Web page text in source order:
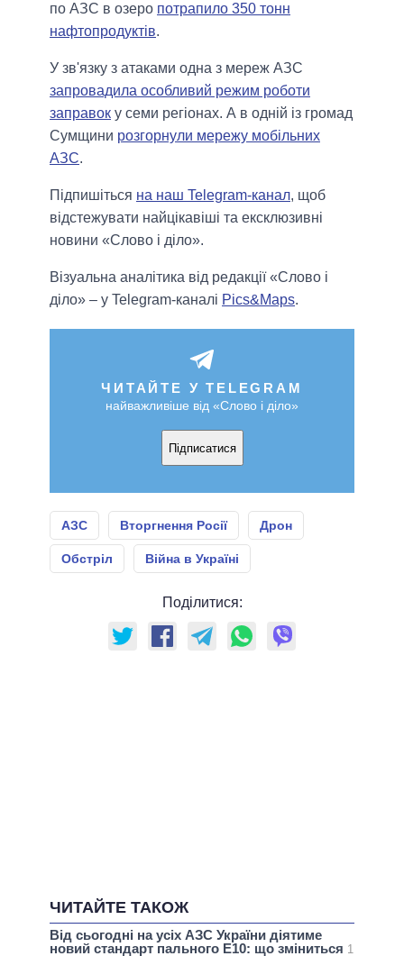
по АЗС в озеро потрапило 350 тонн
нафтопродуктів.
У зв'язку з атаками одна з мереж АЗС
запровадила особливий режим роботи
заправок у семи регіонах. А в одній із громад
Сумщини розгорнули мережу мобільних
АЗС.
Підпишіться на наш Telegram-канал, щоб
відстежувати найцікавіші та ексклюзивні
новини «Слово і діло».
Візуальна аналітика від редакції «Слово і
діло» – у Telegram-каналі Pics&Maps.
ЧИТАЙТЕ У TELEGRAM
найважливіше від «Слово і діло»
Підписатися
АЗС Вторгнення Росії Дрон
Обстріл Війна в Україні
Поділитися:
ЧИТАЙТЕ ТАКОЖ
Від сьогодні на усіх АЗС України діятиме
новий стандарт пального Е10: що зміниться 1